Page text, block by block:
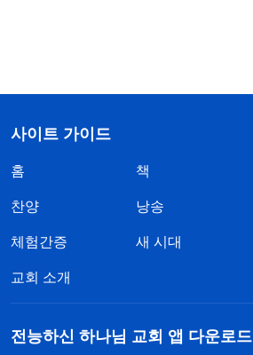
사이트 가이드
홈 책
찬양 낭송
체험간증 새 시대
교회 소개
전능하신 하나님 교회 앱 다운로드